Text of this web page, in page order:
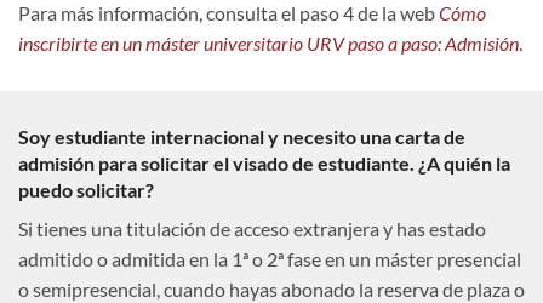
Para más información, consulta el paso 4 de la webCómo
inscribirte en un máster universitario URV paso a paso: Admisión.
Soy estudiante internacional y necesito una carta de
admisión para solicitar el visado de estudiante. ¿A quién la
puedo solicitar?
Si tienes una titulación de acceso extranjera y has estado
admitido o admitida en la 1ª o 2ª fase en un máster presencial
o semipresencial, cuando hayas abonado la reserva de plaza o